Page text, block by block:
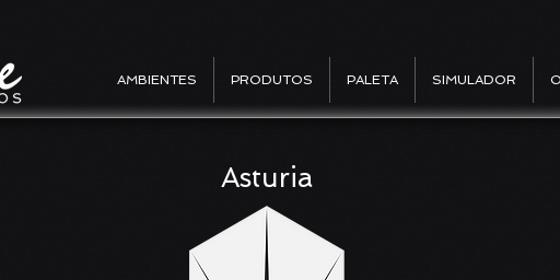
AMBIENTES PRODUTOS PALETA SIMULADOR
Asturia